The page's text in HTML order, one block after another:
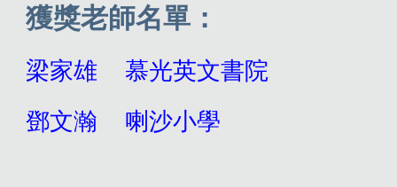
獲獎老師名單：
梁家雄
慕光英文書院
鄧文瀚
喇沙小學